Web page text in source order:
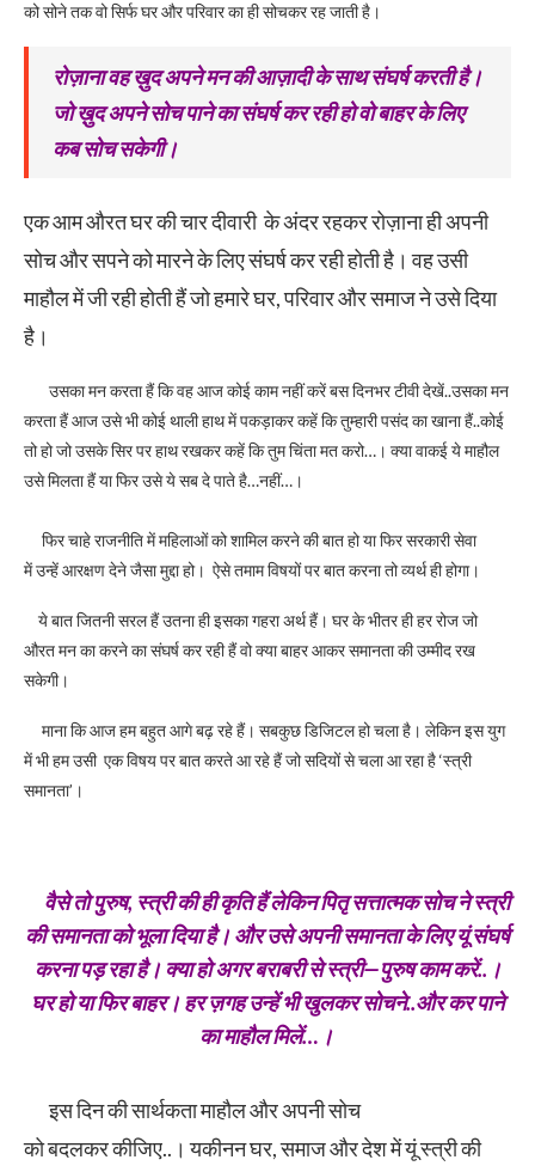
को सोने तक वो सिर्फ घर और परिवार का ही सोचकर रह जाती है।
रोज़ाना वह ख़ुद अपने मन की आज़ादी के साथ संघर्ष करती है।
जो ख़ुद अपने सोच पाने का संघर्ष कर रही हो वो बाहर के लिए
कब सोच सकेगी।
एक आम औरत ​घर की चार दीवारी के अंदर रहकर रोज़ाना ही अपनी
सोच और सपने को मारने के लिए संघर्ष कर रही होती है। वह उसी
माहौल में जी रही होती हैं जो हमारे घर, परिवार और समाज ने उसे दिया
है।
उसका मन करता हैं कि वह आज कोई काम नहीं करें बस दिनभर टीवी देखें..उसका मन
करता हैं आज उसे भी कोई थाली हाथ में पकड़ाकर कहें कि तुम्हारी पसंद का खाना हैं..कोई
तो हो जो उसके सिर पर हाथ रखकर कहें कि तुम चिंता मत करो…। क्या वाकई ये माहौल
उसे मिलता हैं या फिर उसे ये सब दे पाते है…नहीं…।
फिर चाहे राजनीति में महिलाओं को शामिल करने की बात हो या फिर सरकारी सेवा
में उन्हें आरक्षण देने जैसा मुद्दा हो। ऐसे तमाम विषयों पर बात करना तो व्यर्थ ही होगा।
ये बात जितनी सरल हैं उतना ही इसका गहरा अर्थ हैं। घर के भीतर ही हर रोज जो
औरत मन का करने का संघर्ष कर रही हैं वो क्या बाहर आकर समानता की उम्मीद रख
सकेगी।
माना कि आज हम बहुत आगे बढ़ रहे हैं। सबकुछ डिजिटल हो चला है। लेकिन इस युग
में भी हम उसी एक विषय पर बात करते आ रहे हैं जो सदियों से चला आ रहा है ‘स्त्री
समानता’।
वैसे तो पुरुष, स्त्री की ही कृति हैं लेकिन पितृ सत्तात्मक सोच ने स्त्री
की समानता को भूला दिया है। और उसे अपनी समानता के लिए यूं संघर्ष
करना पड़ रहा है। क्या हो अगर बराबरी से स्त्री—पुरुष काम करें..।
घर हो या फिर बाहर। हर ज़गह उन्हें भी खुलकर सोचने..और कर पाने
का माहौल मिलें…।
इस दिन की सार्थकता माहौल और अपनी सोच
को बदलकर कीजिए..। यकीनन घर, समाज और देश में यूं स्त्री की